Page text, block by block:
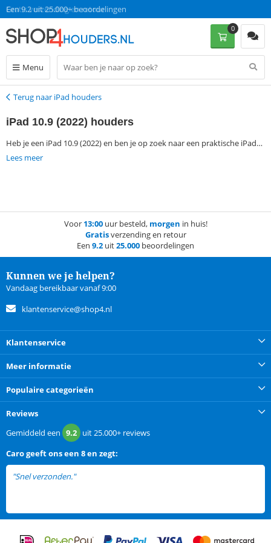
Gratis verzending en retour
Een 9.2 uit 25.000+ beoordelingen
Menu
0
Terug
Terug naar iPad houders
iPad 10.9 (2022) houders
Heb je een iPad 10.9 (2022) en ben je op zoek naar een praktische iPad
houder waar je nieuwe iPad 10th generation goed in past? We hebben
werkdagen voor 13:00 besteld, is de volgende dag in huis.
Lees meer
Voor 13:00uur besteld, morgen in huis!
Gratisverzending en retour
Een 9.2 uit25.000 beoordelingen
Kunnen we je helpen?
Vandaag bereikbaar vanaf 9:00
klantenservice@shop4.nl
Klantenservice
Meer informatie
Populaire categorieën
Reviews
Gemiddeld een 9.2 uit25.000+ reviews
Carogeeft ons een 8 en zegt:
"Snel verzonden."